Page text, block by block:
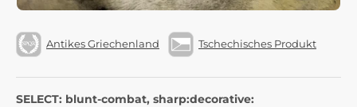
Antikes Griechenland Tschechisches Produkt
SELECT: blunt-combat, sharp:decorative: